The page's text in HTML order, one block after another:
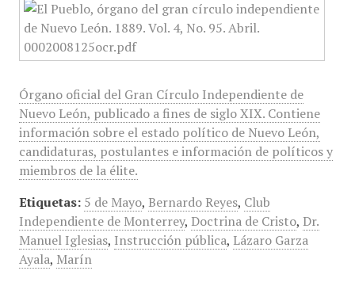
Órgano oficial del Gran Círculo Independiente de
Nuevo León, publicado a fines de siglo XIX. Contiene
información sobre el estado político de Nuevo León,
candidaturas, postulantes e información de políticos y
miembros de la élite.
Etiquetas: 5 de Mayo, Bernardo Reyes, Club
Independiente de Monterrey, Doctrina de Cristo, Dr.
Manuel Iglesias, Instrucción pública, Lázaro Garza
Ayala, Marín